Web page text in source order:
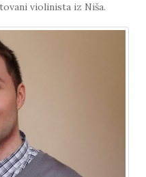
violinista iz Niša.